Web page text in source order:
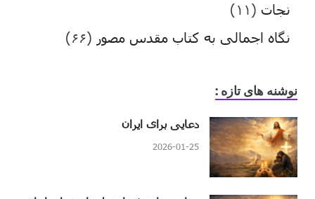
نجات (۱۱)
نگاه اجمالی به کتاب مقدس مصور (۶۶)
نوشنه های تازه :
دعایی برای ایران
2026-01-25